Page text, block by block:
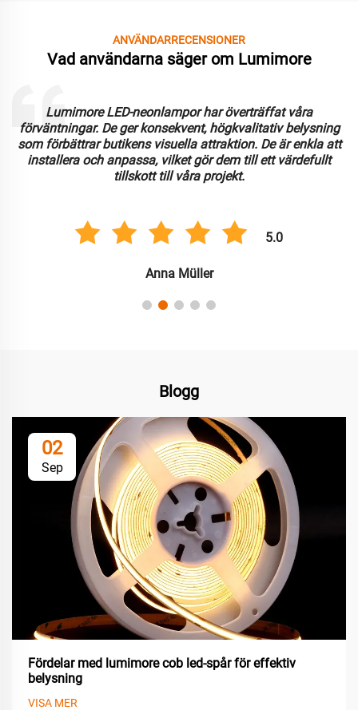
ANVÄNDARRECENSIONER
Vad användarna säger om Lumimore
Lumimore LED-neonlampor har överträffat våra
förväntningar. De ger konsekvent, högkvalitativ belysning
som förbättrar butikens visuella attraktion. De är enkla att
installera och anpassa, vilket gör dem till ett värdefullt
tillskott till våra projekt.
5.0
Anna Müller
Blogg
02
Sep
Fördelar med lumimore cob led-spår för effektiv
belysning
VISA MER